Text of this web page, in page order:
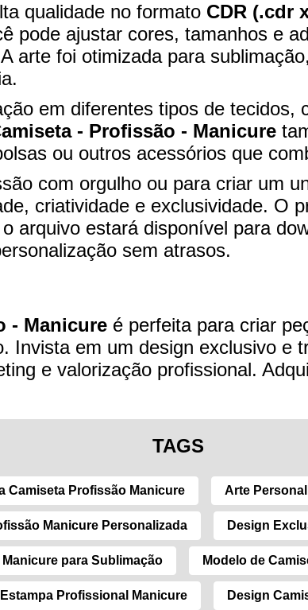
qualidade no formato CDR (.cdr
pode ajustar cores, tamanhos e
arte foi otimizada para
em diferentes tipos de tecidos,
- Profissão - Manicure
ou outros acessórios que
com orgulho ou para criar um
criatividade e exclusividade. O
arquivo estará disponível para
sem atrasos.
- Manicure é perfeita para criar
Invista em um design exclusivo e
e valorização profissional.
TAGS
Camiseta Profissão Manicure Arte
Manicure Personalizada Design
para Sublimação Modelo de
Estampa Profissional Manicure Design